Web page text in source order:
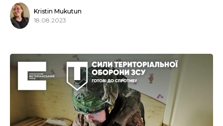
Kristin Mukutun
18.08.2023